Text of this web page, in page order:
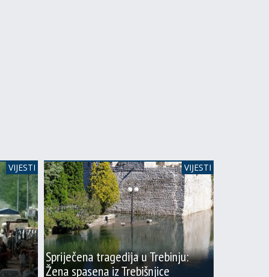
VIJESTI
Spriječena tragedija u Trebinju:
Žena spasena iz Trebišnjice
VIJESTI